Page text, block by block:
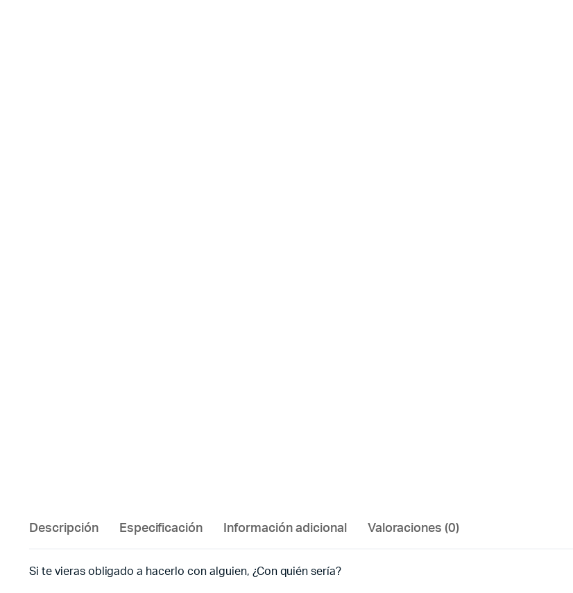
Descripción Especificación Información adicional Valoraciones (0)
Si te vieras obligado a hacerlo con alguien, ¿Con quién sería?